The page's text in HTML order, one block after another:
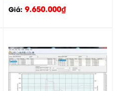
Được xếp
hạng
5.00
Giá: 9.650.000₫